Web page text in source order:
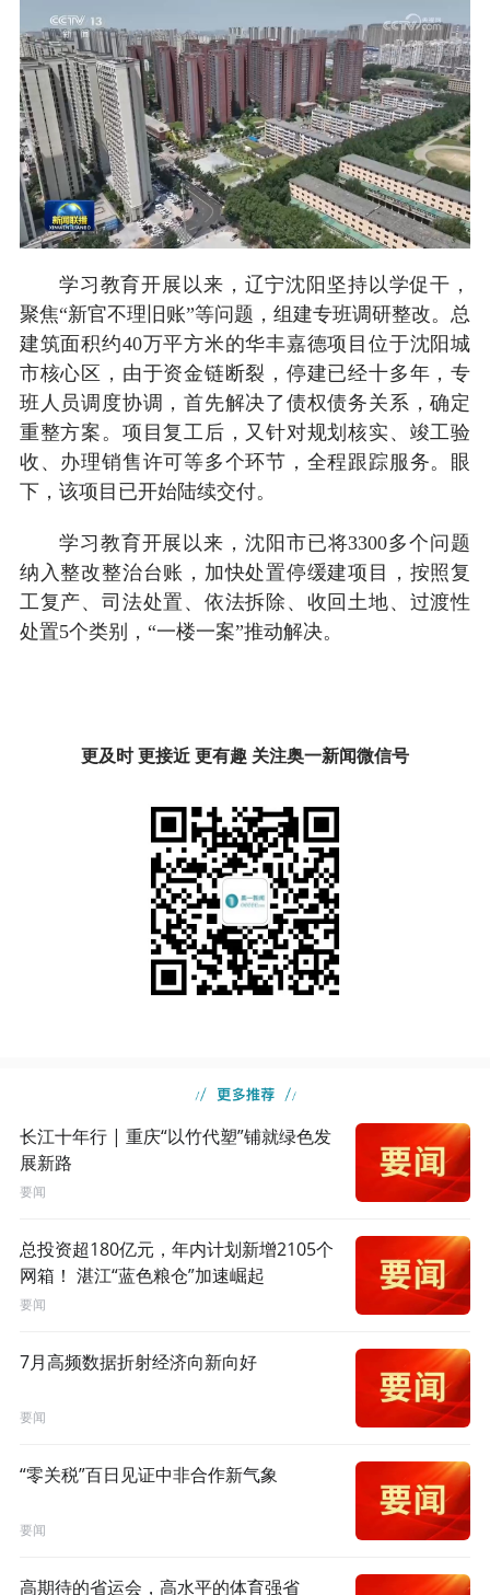
学习教育开展以来，辽宁沈阳坚持以学促干，
聚焦“新官不理旧账”等问题，组建专班调研整改。总
建筑面积约40万平方米的华丰嘉德项目位于沈阳城
市核心区，由于资金链断裂，停建已经十多年，专
班人员调度协调，首先解决了债权债务关系，确定
重整方案。项目复工后，又针对规划核实、竣工验
收、办理销售许可等多个环节，全程跟踪服务。眼
下，该项目已开始陆续交付。
学习教育开展以来，沈阳市已将3300多个问题
纳入整改整治台账，加快处置停缓建项目，按照复
工复产、司法处置、依法拆除、收回土地、过渡性
处置5个类别，“一楼一案”推动解决。
更及时 更接近 更有趣 关注奥一新闻微信号
长江十年行 | 重庆“以竹代塑”铺就绿色发
展新路
要闻
总投资超180亿元，年内计划新增2105个
网箱！ 湛江“蓝色粮仓”加速崛起
要闻
7月高频数据折射经济向新向好
要闻
“零关税”百日见证中非合作新气象
要闻
高期待的省运会，高水平的体育强省